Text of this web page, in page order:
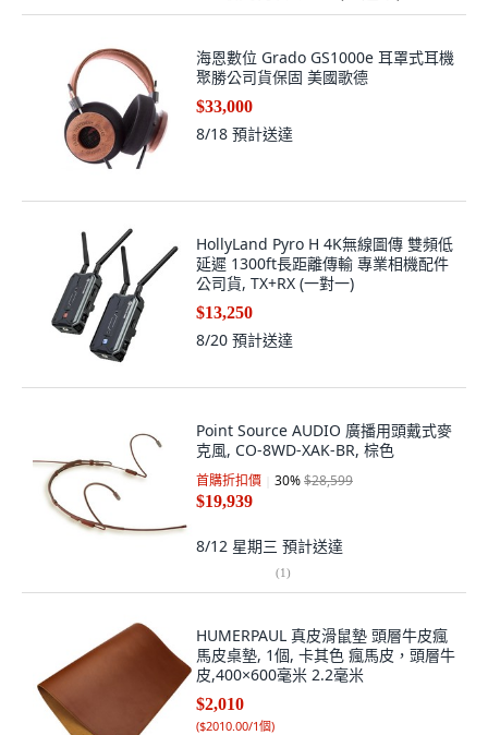
海恩數位 Grado GS1000e 耳罩式耳機
聚勝公司貨保固 美國歌德
$33,000
8/18 預計送達
HollyLand Pyro H 4K無線圖傳 雙頻低
延遲 1300ft長距離傳輸 專業相機配件
公司貨, TX+RX (一對一)
$13,250
8/20 預計送達
Point Source AUDIO 廣播用頭戴式麥
克風, CO-8WD-XAK-BR, 棕色
首購折扣價 30%$28,599
$19,939
8/12 星期三 預計送達
(1)
HUMERPAUL 真皮滑鼠墊 頭層牛皮瘋
馬皮桌墊, 1個, 卡其色 瘋馬皮，頭層牛
皮,400×600毫米 2.2毫米
$2,010
($2010.00/1個)